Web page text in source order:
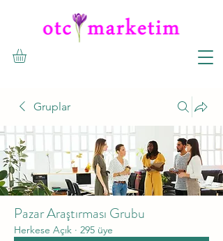
Gruplar
Pazar Araştırması Grubu
Herkese Açık · 295 üye